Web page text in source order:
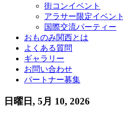
街コンイベント
アラサー限定イベント
国際交流パーティー
おものみ関西とは
よくある質問
ギャラリー
お問い合わせ
パートナー募集
日曜日, 5月 10, 2026